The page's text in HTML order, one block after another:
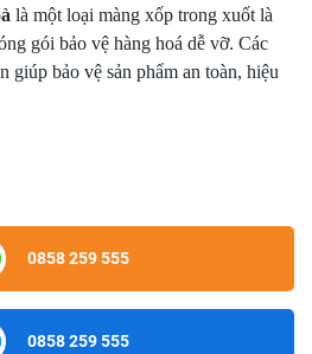
là một loại màng xốp trong xuốt là
gói bảo vệ hàng hoá dễ vỡ. Các
giúp bảo vệ sản phẩm an toàn, hiệu
0858 259 555
0858 259 555